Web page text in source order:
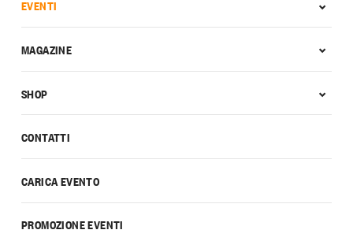
CONTATTI
CARICA EVENTO
PROMOZIONE EVENTI
EVENTI
MAGAZINE
SHOP